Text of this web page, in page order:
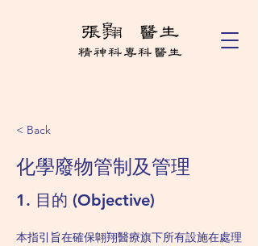
< Back
化學廢物管制及管理
1. 目的 (Objective)
本指引旨在確保翺翔醫療旗下所有設施在處理